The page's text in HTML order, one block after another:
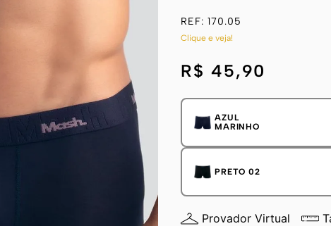
REF: 170.05
Clique e veja!
R$ 45,90
AZUL
MARINHO
PRETO 02
Provador Virtual